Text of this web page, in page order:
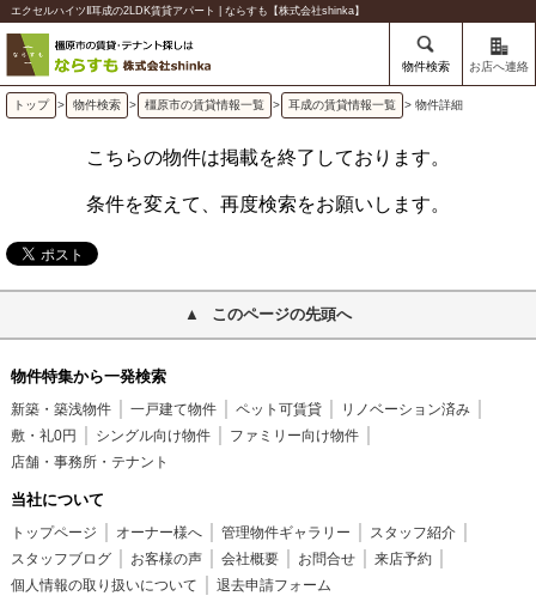
エクセルハイツⅡ耳成の2LDK賃貸アパート | ならすも【株式会社shinka】
物件検索 お店へ連絡
トップ > 物件検索 > 橿原市の賃貸情報一覧 > 耳成の賃貸情報一覧 > 物件詳細
こちらの物件は掲載を終了しております。
条件を変えて、再度検索をお願いします。
このページの先頭へ
物件特集から一発検索
新築・築浅物件 一戸建て物件 ペット可賃貸
リノベーション済み
敷・礼0円
シングル向け物件
ファミリー向け物件
店舗・事務所・テナント
当社について
トップページ オーナー様へ 管理物件ギャラリー
スタッフ紹介
スタッフブログ
お客様の声 会社概要 お問合せ
来店予約
個人情報の取り扱いについて
退去申請フォーム